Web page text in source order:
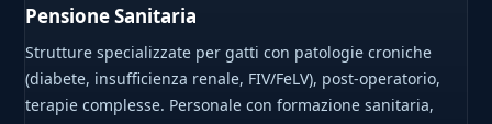
Pensione Sanitaria
Strutture specializzate per gatti con patologie croniche
(diabete, insufficienza renale, FIV/FeLV), post-operatorio,
terapie complesse. Personale con formazione sanitaria,